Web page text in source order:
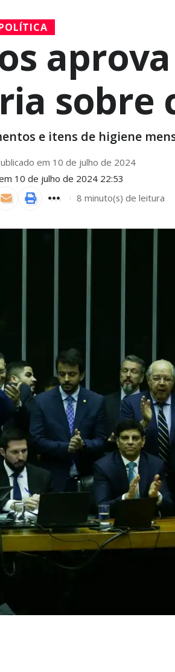
sobre
e itens de higiene
10 de julho de 2024 22:53
em 10 de julho de 2024
8 minuto(s) de leitura